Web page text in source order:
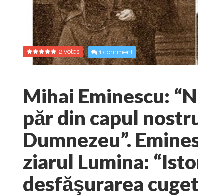
2 votes 1 comment
Mihai Eminescu:
păr din capul
Dumnezeu”.
ziarul Lumina:
desfăşurarea